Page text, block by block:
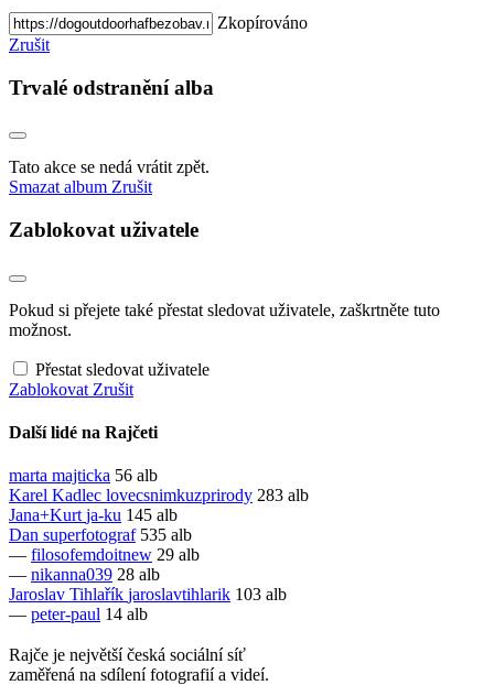
Zkopírováno
Zrušit
Trvalé odstranění alba
Tato akce se nedá vrátit zpět.
Smazat album Zrušit
Zablokovat uživatele
Pokud si přejete také přestat sledovat uživatele, zaškrtněte tuto
možnost.
Přestat sledovat uživatele
Zablokovat Zrušit
Další lidé na Rajčeti
marta majticka 56 alb
Karel Kadlec lovecsnimkuzprirody 283 alb
Jana+Kurt ja-ku 145 alb
Dan superfotograf 535 alb
— filosofemdoitnew 29 alb
— nikanna039 28 alb
Jaroslav Tihlařík jaroslavtihlarik 103 alb
— peter-paul 14 alb
Rajče je největší česká sociální síť
zaměřená na sdílení fotografií a videí.